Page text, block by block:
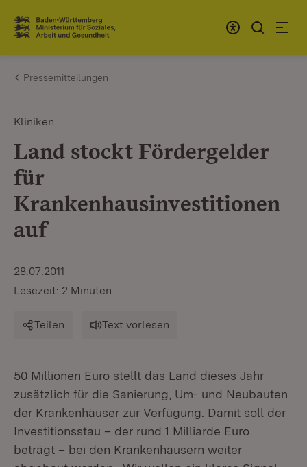
Zum Inhalt springen
Link zur Startseite
Pressemitteilungen
Kliniken
Land stockt Fördergelder
für
Krankenhausinvestitionen
auf
28.07.2011
Lesezeit: 2 Minuten
Teilen Text vorlesen
50 Millionen Euro stellt das Land dieses Jahr
zusätzlich für die Sanierung, Um- und Neubauten
der Krankenhäuser zur Verfügung. Damit soll der
Investitionsstau – der rund 1 Milliarde Euro
beträgt – bei den Krankenhäusern weiter